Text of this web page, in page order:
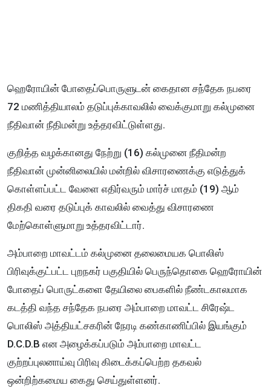
ஹெரோயின் போதைப்பொருளுடன் கைதான சந்தேக நபரை
72 மணித்தியாலம் தடுப்புக்காவலில் வைக்குமாறு கல்முனை
நீதிவான் நீதிமன்று உத்தரவிட்டுள்ளது.
குறித்த வழக்கானது நேற்று (16) கல்முனை நீதிமன்ற
நீதிவான் முன்னிலையில் மன்றில் விசாரணைக்கு எடுத்துக்
கொள்ளப்பட்ட வேளை எதிர்வரும் மார்ச் மாதம் (19) ஆம்
திகதி வரை தடுப்புக் காவலில் வைத்து விசாரணை
மேற்கொள்ளுமாறு உத்தரவிட்டார்.
அம்பாறை மாவட்டம் கல்முனை தலைமையக பொலிஸ்
பிரிவுக்குட்பட்ட புறநகர் பகுதியில் பெருந்தொகை ஹெரோயின்
போதைப் பொருட்களை தேயிலை பைகளில் நீண்டகாலமாக
கடத்தி வந்த சந்தேக நபரை அம்பாறை மாவட்ட சிரேஷ்ட
பொலிஸ் அத்தியட்சகரின் நேரடி கண்காணிப்பில் இயங்கும்
D.C.D.B என அழைக்கப்படும் அம்பாறை மாவட்ட
குற்றப்புலனாய்வு பிரிவு கிடைக்கப்பெற்ற தகவல்
ஒன்றிற்கமைய கைது செய்துள்ளனர்.